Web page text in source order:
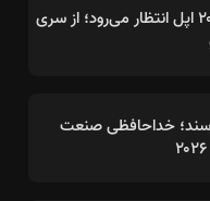
هرآنچه از رویداد سپتامبر ۲۰۲۶ اپل انتظار می‌رود؛ از سری
خداحافظی صنعت